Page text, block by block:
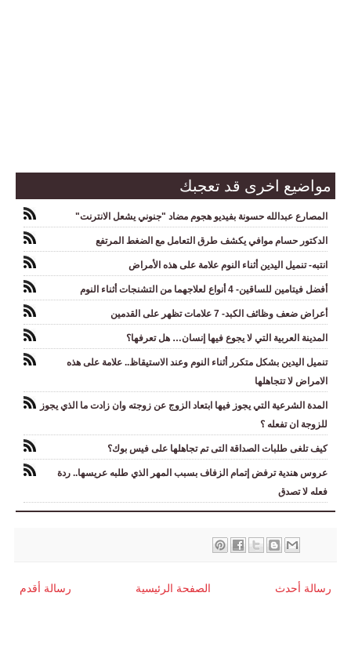
مواضيع اخرى قد تعجبك
المصارع عبدالله حسونة بفيديو هجوم مضاد "جنوني يشعل الانترنت"
الدكتور حسام موافي يكشف طرق التعامل مع الضغط المرتفع
انتبه- تنميل اليدين أثناء النوم علامة على هذه الأمراض
أفضل فيتامين للساقين- 4 أنواع لعلاجهما من التشنجات أثناء النوم
أعراض ضعف وظائف الكبد- 7 علامات تظهر على القدمين
المدينة العربية التي لا يجوع فيها إنسان… هل تعرفها؟
تنميل اليدين بشكل متكرر أثناء النوم وعند الاستيقاظ.. علامة على هذه
الامراض لا تتجاهلها
المدة الشرعية التي يجوز فيها ابتعاد الزوج عن زوجته وان زادت ما الذي يجوز
للزوجة ان تفعله ؟
كيف تلغى طلبات الصداقة التى تم تجاهلها على فيس بوك؟
عروس هندية ترفض إتمام الزفاف بسبب المهر الذي طلبه عريسها.. ردة
فعله لا تصدق
رسالة أحدث رسالة أقدم الصفحة الرئيسية